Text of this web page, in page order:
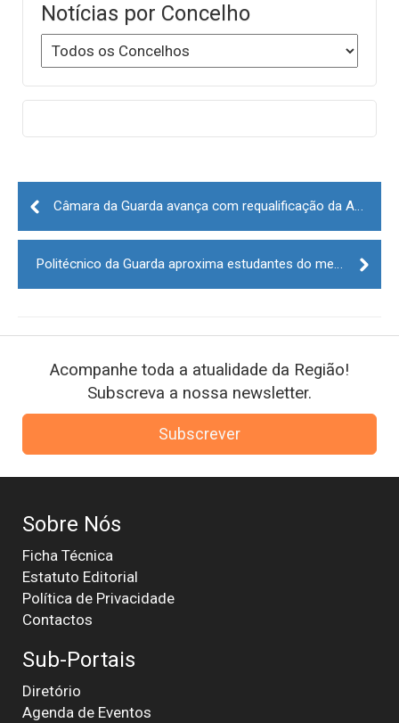
Notícias por Concelho
Post
navigation
Câmara da Guarda avança com requalificação da Avenida de São Miguel
Politécnico da Guarda aproxima estudantes do mercado de trabalho
Acompanhe toda a atualidade da Região!
Subscreva a nossa newsletter.
Subscrever
Sobre Nós
Ficha Técnica
Estatuto Editorial
Política de Privacidade
Contactos
Sub-Portais
Diretório
Agenda de Eventos